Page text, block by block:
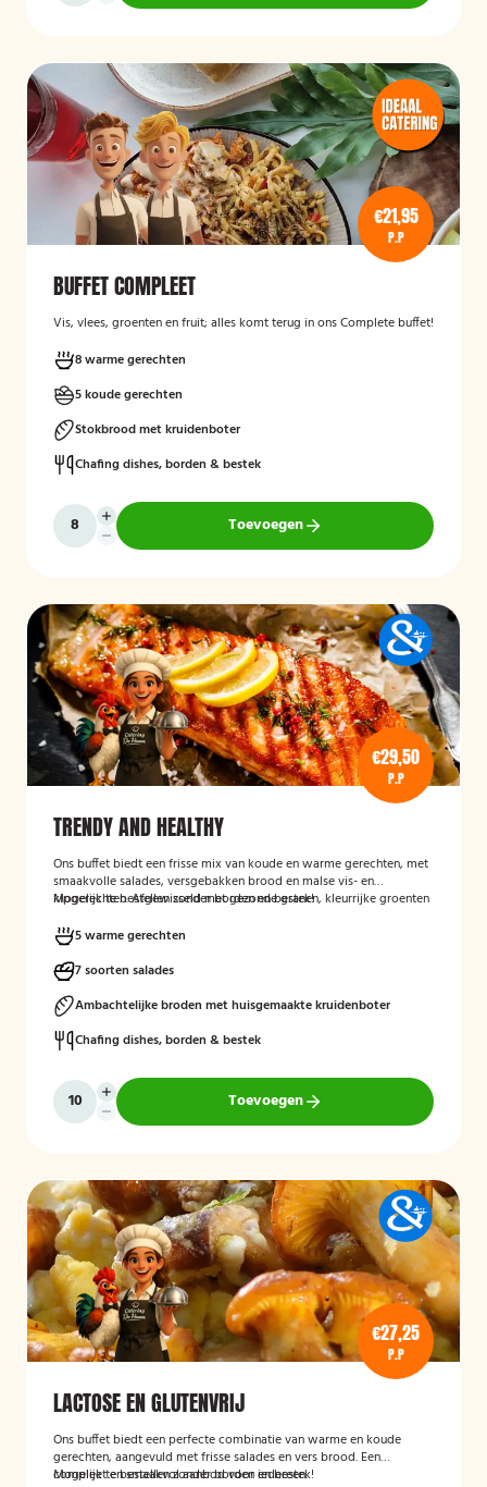
€21,95
P.P
BUFFET COMPLEET
Vis, vlees, groenten en fruit; alles komt terug in ons Complete buffet!
8 warme gerechten
5 koude gerechten
Stokbrood met kruidenboter
Chafing dishes, borden & bestek
Toevoegen
€29,50
P.P
TRENDY AND HEALTHY
Ons buffet biedt een frisse mix van koude en warme gerechten, met
smaakvolle salades, versgebakken brood en malse vis- en
kipgerechten. Afgewisseld met gezonde granen, kleurrijke groenten
uitgebalanceerd buffet.
Mogelijk te bestellen zonder borden en bestek!
5 warme gerechten
7 soorten salades
Ambachtelijke broden met huisgemaakte kruidenboter
Chafing dishes, borden & bestek
Toevoegen
€27,25
P.P
LACTOSE EN GLUTENVRIJ
Ons buffet biedt een perfecte combinatie van warme en koude
gerechten, aangevuld met frisse salades en vers brood. Een
compleet en smaakvol aanbod voor iedereen.
Mogelijk te bestellen zonder borden en bestek!